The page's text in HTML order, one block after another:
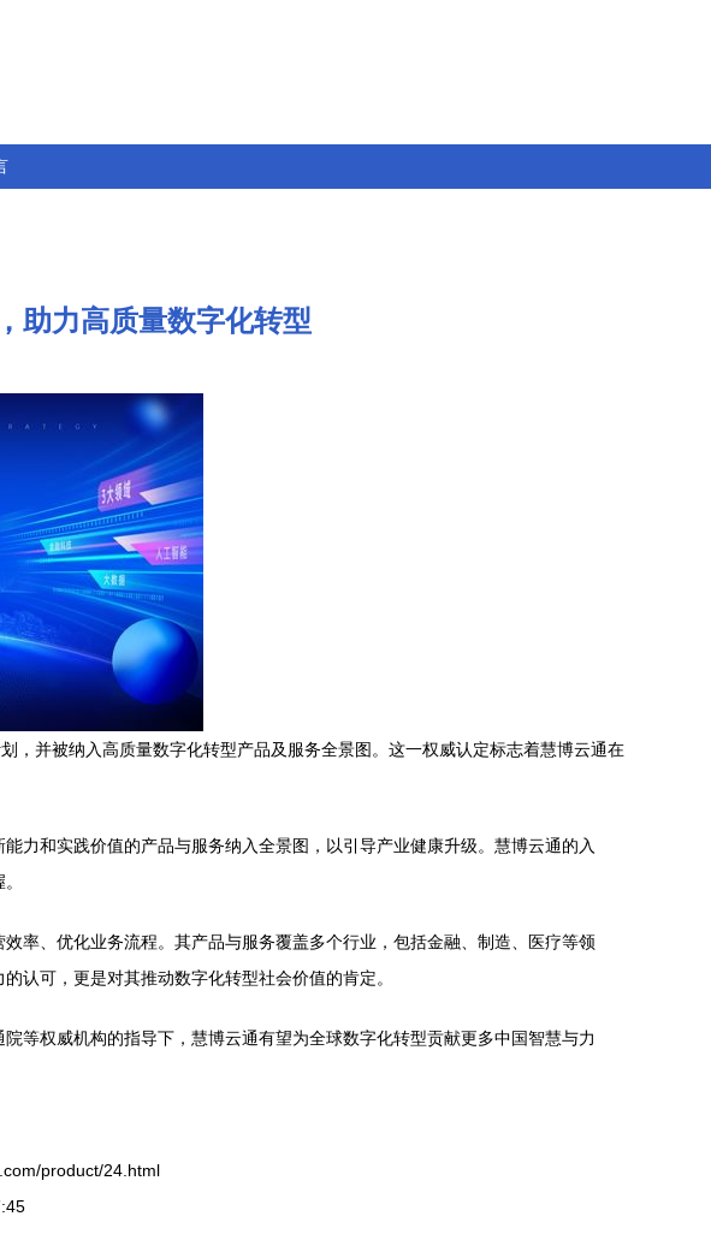
助力高质量数字化转型
，并被纳入高质量数字化转型产品及服务全景图。这一权威认定标志着慧博云通在
力和实践价值的产品与服务纳入全景图，以引导产业健康升级。慧博云通的入
率、优化业务流程。其产品与服务覆盖多个行业，包括金融、制造、医疗等领
认可，更是对其推动数字化转型社会价值的肯定。
等权威机构的指导下，慧博云通有望为全球数字化转型贡献更多中国智慧与力
product/24.html